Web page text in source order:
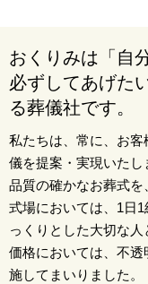
おくりみは「自
必ずしてあげた
る葬儀社です。
私たちは、常に、お
儀を提案・実現いたし
品質の確かなお葬式を
式場においては、1日
っくりとした大切な人
価格においては、不
施してまいりました。